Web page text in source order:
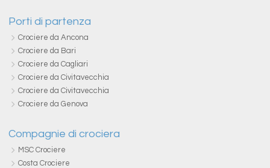
Porti di partenza
Crociere da Ancona
Crociere da Bari
Crociere da Cagliari
Crociere da Civitavecchia
Crociere da Civitavecchia
Crociere da Genova
Compagnie di crociera
MSC Crociere
Costa Crociere